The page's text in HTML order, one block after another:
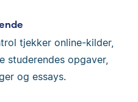
tjekker online-kilder,
studerendes opgaver,
og essays.